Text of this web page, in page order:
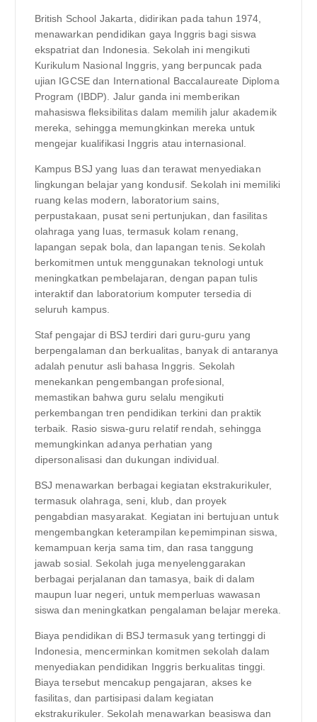
British School Jakarta, didirikan pada tahun 1974,
menawarkan pendidikan gaya Inggris bagi siswa
ekspatriat dan Indonesia. Sekolah ini mengikuti
Kurikulum Nasional Inggris, yang berpuncak pada
ujian IGCSE dan International Baccalaureate Diploma
Program (IBDP). Jalur ganda ini memberikan
mahasiswa fleksibilitas dalam memilih jalur akademik
mereka, sehingga memungkinkan mereka untuk
mengejar kualifikasi Inggris atau internasional.
Kampus BSJ yang luas dan terawat menyediakan
lingkungan belajar yang kondusif. Sekolah ini memiliki
ruang kelas modern, laboratorium sains,
perpustakaan, pusat seni pertunjukan, dan fasilitas
olahraga yang luas, termasuk kolam renang,
lapangan sepak bola, dan lapangan tenis. Sekolah
berkomitmen untuk menggunakan teknologi untuk
meningkatkan pembelajaran, dengan papan tulis
interaktif dan laboratorium komputer tersedia di
seluruh kampus.
Staf pengajar di BSJ terdiri dari guru-guru yang
berpengalaman dan berkualitas, banyak di antaranya
adalah penutur asli bahasa Inggris. Sekolah
menekankan pengembangan profesional,
memastikan bahwa guru selalu mengikuti
perkembangan tren pendidikan terkini dan praktik
terbaik. Rasio siswa-guru relatif rendah, sehingga
memungkinkan adanya perhatian yang
dipersonalisasi dan dukungan individual.
BSJ menawarkan berbagai kegiatan ekstrakurikuler,
termasuk olahraga, seni, klub, dan proyek
pengabdian masyarakat. Kegiatan ini bertujuan untuk
mengembangkan keterampilan kepemimpinan siswa,
kemampuan kerja sama tim, dan rasa tanggung
jawab sosial. Sekolah juga menyelenggarakan
berbagai perjalanan dan tamasya, baik di dalam
maupun luar negeri, untuk memperluas wawasan
siswa dan meningkatkan pengalaman belajar mereka.
Biaya pendidikan di BSJ termasuk yang tertinggi di
Indonesia, mencerminkan komitmen sekolah dalam
menyediakan pendidikan Inggris berkualitas tinggi.
Biaya tersebut mencakup pengajaran, akses ke
fasilitas, dan partisipasi dalam kegiatan
ekstrakurikuler. Sekolah menawarkan beasiswa dan